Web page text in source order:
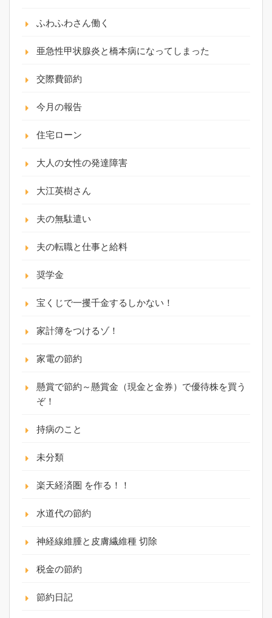
ふわふわさん働く
亜急性甲状腺炎と橋本病になってしまった
交際費節約
今月の報告
住宅ローン
大人の女性の発達障害
大江英樹さん
夫の無駄遣い
夫の転職と仕事と給料
奨学金
宝くじで一攫千金するしかない！
家計簿をつけるゾ！
家電の節約
懸賞で節約～懸賞金（現金と金券）で優待株を買う
ぞ！
持病のこと
未分類
楽天経済圏 を作る！！
水道代の節約
神経線維腫と皮膚繊維種 切除
税金の節約
節約日記